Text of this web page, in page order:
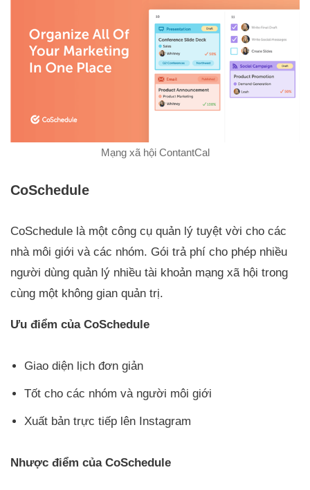
Mạng xã hội ContantCal
CoSchedule
CoSchedule là một công cụ quản lý tuyệt vời cho các
nhà môi giới và các nhóm. Gói trả phí cho phép nhiều
người dùng quản lý nhiều tài khoản mạng xã hội trong
cùng một không gian quản trị.
Ưu điểm của CoSchedule
Giao diện lịch đơn giản
Tốt cho các nhóm và người môi giới
Xuất bản trực tiếp lên Instagram
Nhược điểm của CoSchedule